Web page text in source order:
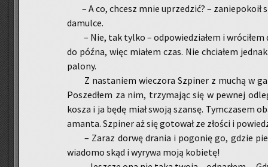
– A co, chcesz mnie uprze­dzić? – za­nie­po­ko­ił
da­mul­ce.
– Nie, tak tylko – od­po­wie­dzia­łem i
do późna, więc mia­łem czas. Nie chcia­łem
pa­lo­ny.
Z na­sta­niem wie­czo­ra Szpi­ner z muchą w
Po­sze­dłem za nim, trzy­ma­jąc się w pew­nej
kosza i ja będę miał swoją szan­sę. Tym­cza­sem
aman­ta. Szpi­ner aż się go­to­wał ze zło­ści i
– Zaraz dorwę dra­nia i po­go­nię go, gdzie
wia­do­mo skąd i wy­ry­wa moją ko­bie­tę!